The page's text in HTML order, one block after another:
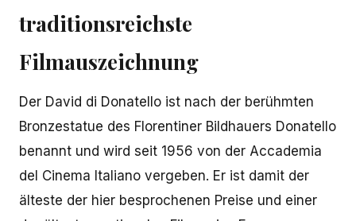
traditionsreichste
Filmauszeichnung
Der David di Donatello ist nach der berühmten
Bronzestatue des Florentiner Bildhauers Donatello
benannt und wird seit 1956 von der Accademia
del Cinema Italiano vergeben. Er ist damit der
älteste der hier besprochenen Preise und einer